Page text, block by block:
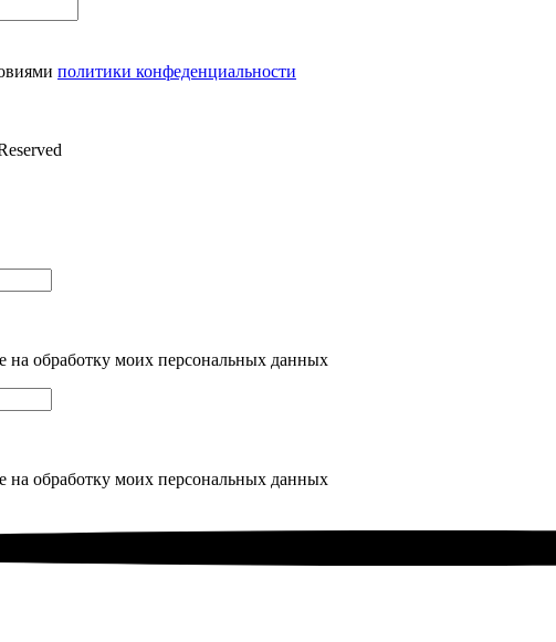
политики конфеденциальности
обработку моих персональных данных
обработку моих персональных данных